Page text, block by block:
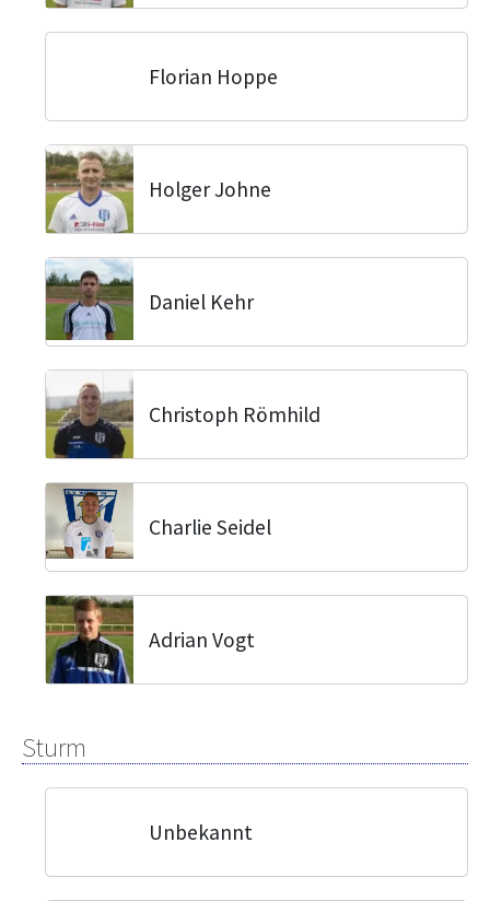
Florian Hoppe
Holger Johne
Daniel Kehr
Christoph Römhild
Charlie Seidel
Adrian Vogt
Sturm
Unbekannt